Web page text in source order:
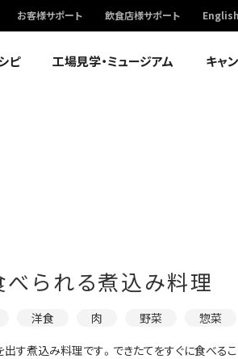
お客様サポート 飲食店様サポート English
ピ 工場見学・ミュージアム キャ
べられる煮込み料理
洋食 肉 野菜
惣菜
す煮込み料理です。できたてをすぐに食べるこ